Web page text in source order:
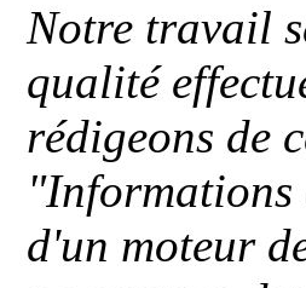
Notre travail
qualité
rédigeons de
"Informations
d'un moteur